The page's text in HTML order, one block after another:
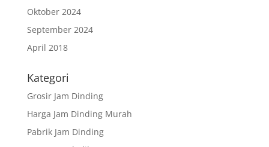
Oktober 2024
September 2024
April 2018
Kategori
Grosir Jam Dinding
Harga Jam Dinding Murah
Pabrik Jam Dinding